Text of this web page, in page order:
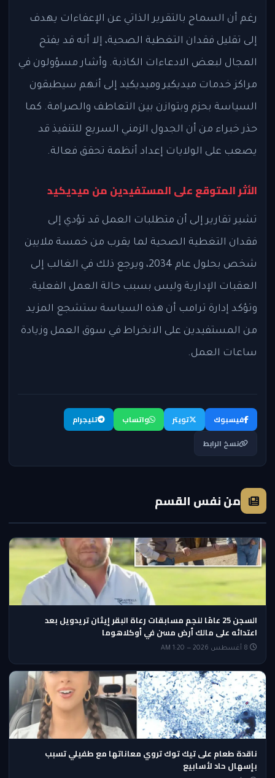
رغم أن السماح بالتقرير الذاتي عن الإعفاءات يهدف
إلى تقليل فقدان التغطية الصحية، إلا أنه قد يفتح
المجال لبعض الادعاءات الكاذبة. وأشار مسؤولون في
مراكز خدمات ميديكير وميديكيد إلى أنهم سيطبقون
السياسة بحزم وبتوازن بين التعاطف والصرامة. كما
حذر خبراء من أن الجدول الزمني السريع للتنفيذ قد
يصعب على الولايات إعداد أنظمة تحقق فعالة.
الأثر المتوقع على المستفيدين من ميديكيد
تشير تقارير إلى أن متطلبات العمل قد تؤدي إلى
فقدان التغطية الصحية لما يقرب من خمسة ملايين
شخص بحلول عام 2034، ويرجع ذلك في الغالب إلى
العقبات الإدارية وليس بسبب حالة العمل الفعلية.
وتؤكد إدارة ترامب أن هذه السياسة ستشجع المزيد
من المستفيدين على الانخراط في سوق العمل وزيادة
ساعات العمل.
فيسبوك تويتر واتساب
تليجرام
نسخ الرابط
من نفس القسم
السجن 25 عامًا لنجم مسابقات رعاة البقر إيثان تريدويل بعد
اعتدائه على مالك أرض مسن في أوكلاهوما
ناقدة طعام على تيك توك تروي معاناتها مع طفيلي تسبب
بإسهال حاد لأسابيع